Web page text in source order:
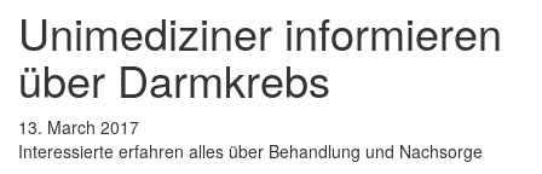
Unimediziner informieren
über Darmkrebs
13. March 2017
Interessierte erfahren alles über Behandlung und Nachsorge